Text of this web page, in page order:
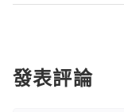
發表評論